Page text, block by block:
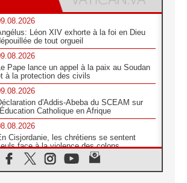
Léon XIV exhorte à la foi en Dieu
de tout orgueil
Le Pape lance un appel à la paix au Soudan
à la protection des civils
d'Addis-Abeba du SCEAM sur
Catholique en Afrique
Cisjordanie, les chrétiens se sentent
face à la violence des colons
08.08.2026
XIV au sanctuaire de Notre Dame du